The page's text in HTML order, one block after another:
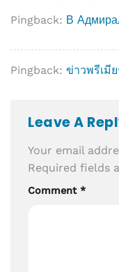
Pingback: В
Pingback: ข่าวพรีเมี
Leave A
Your email
Required fields
Comment *